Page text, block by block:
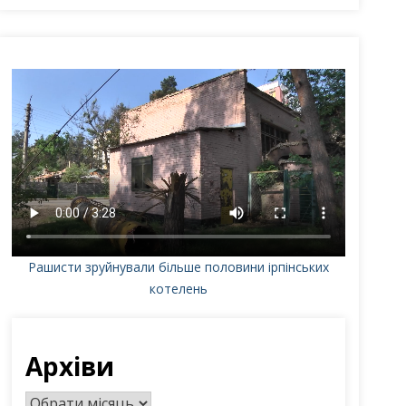
Рашисти зруйнували більше половини ірпінських
котелень
Архіви
А